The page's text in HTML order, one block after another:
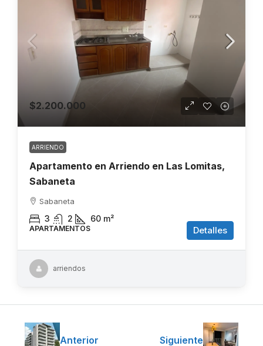
$2.200.000
ARRIENDO
Apartamento en Arriendo en Las Lomitas,
Sabaneta
Sabaneta
3 2 60 m²
APARTAMENTOS Detalles
arriendos
Anterior Siguiente